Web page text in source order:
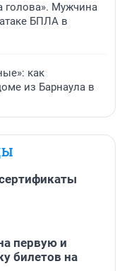
голова». Мужчина
БПЛА в
как
из Барнаула в
первую и
билетов на